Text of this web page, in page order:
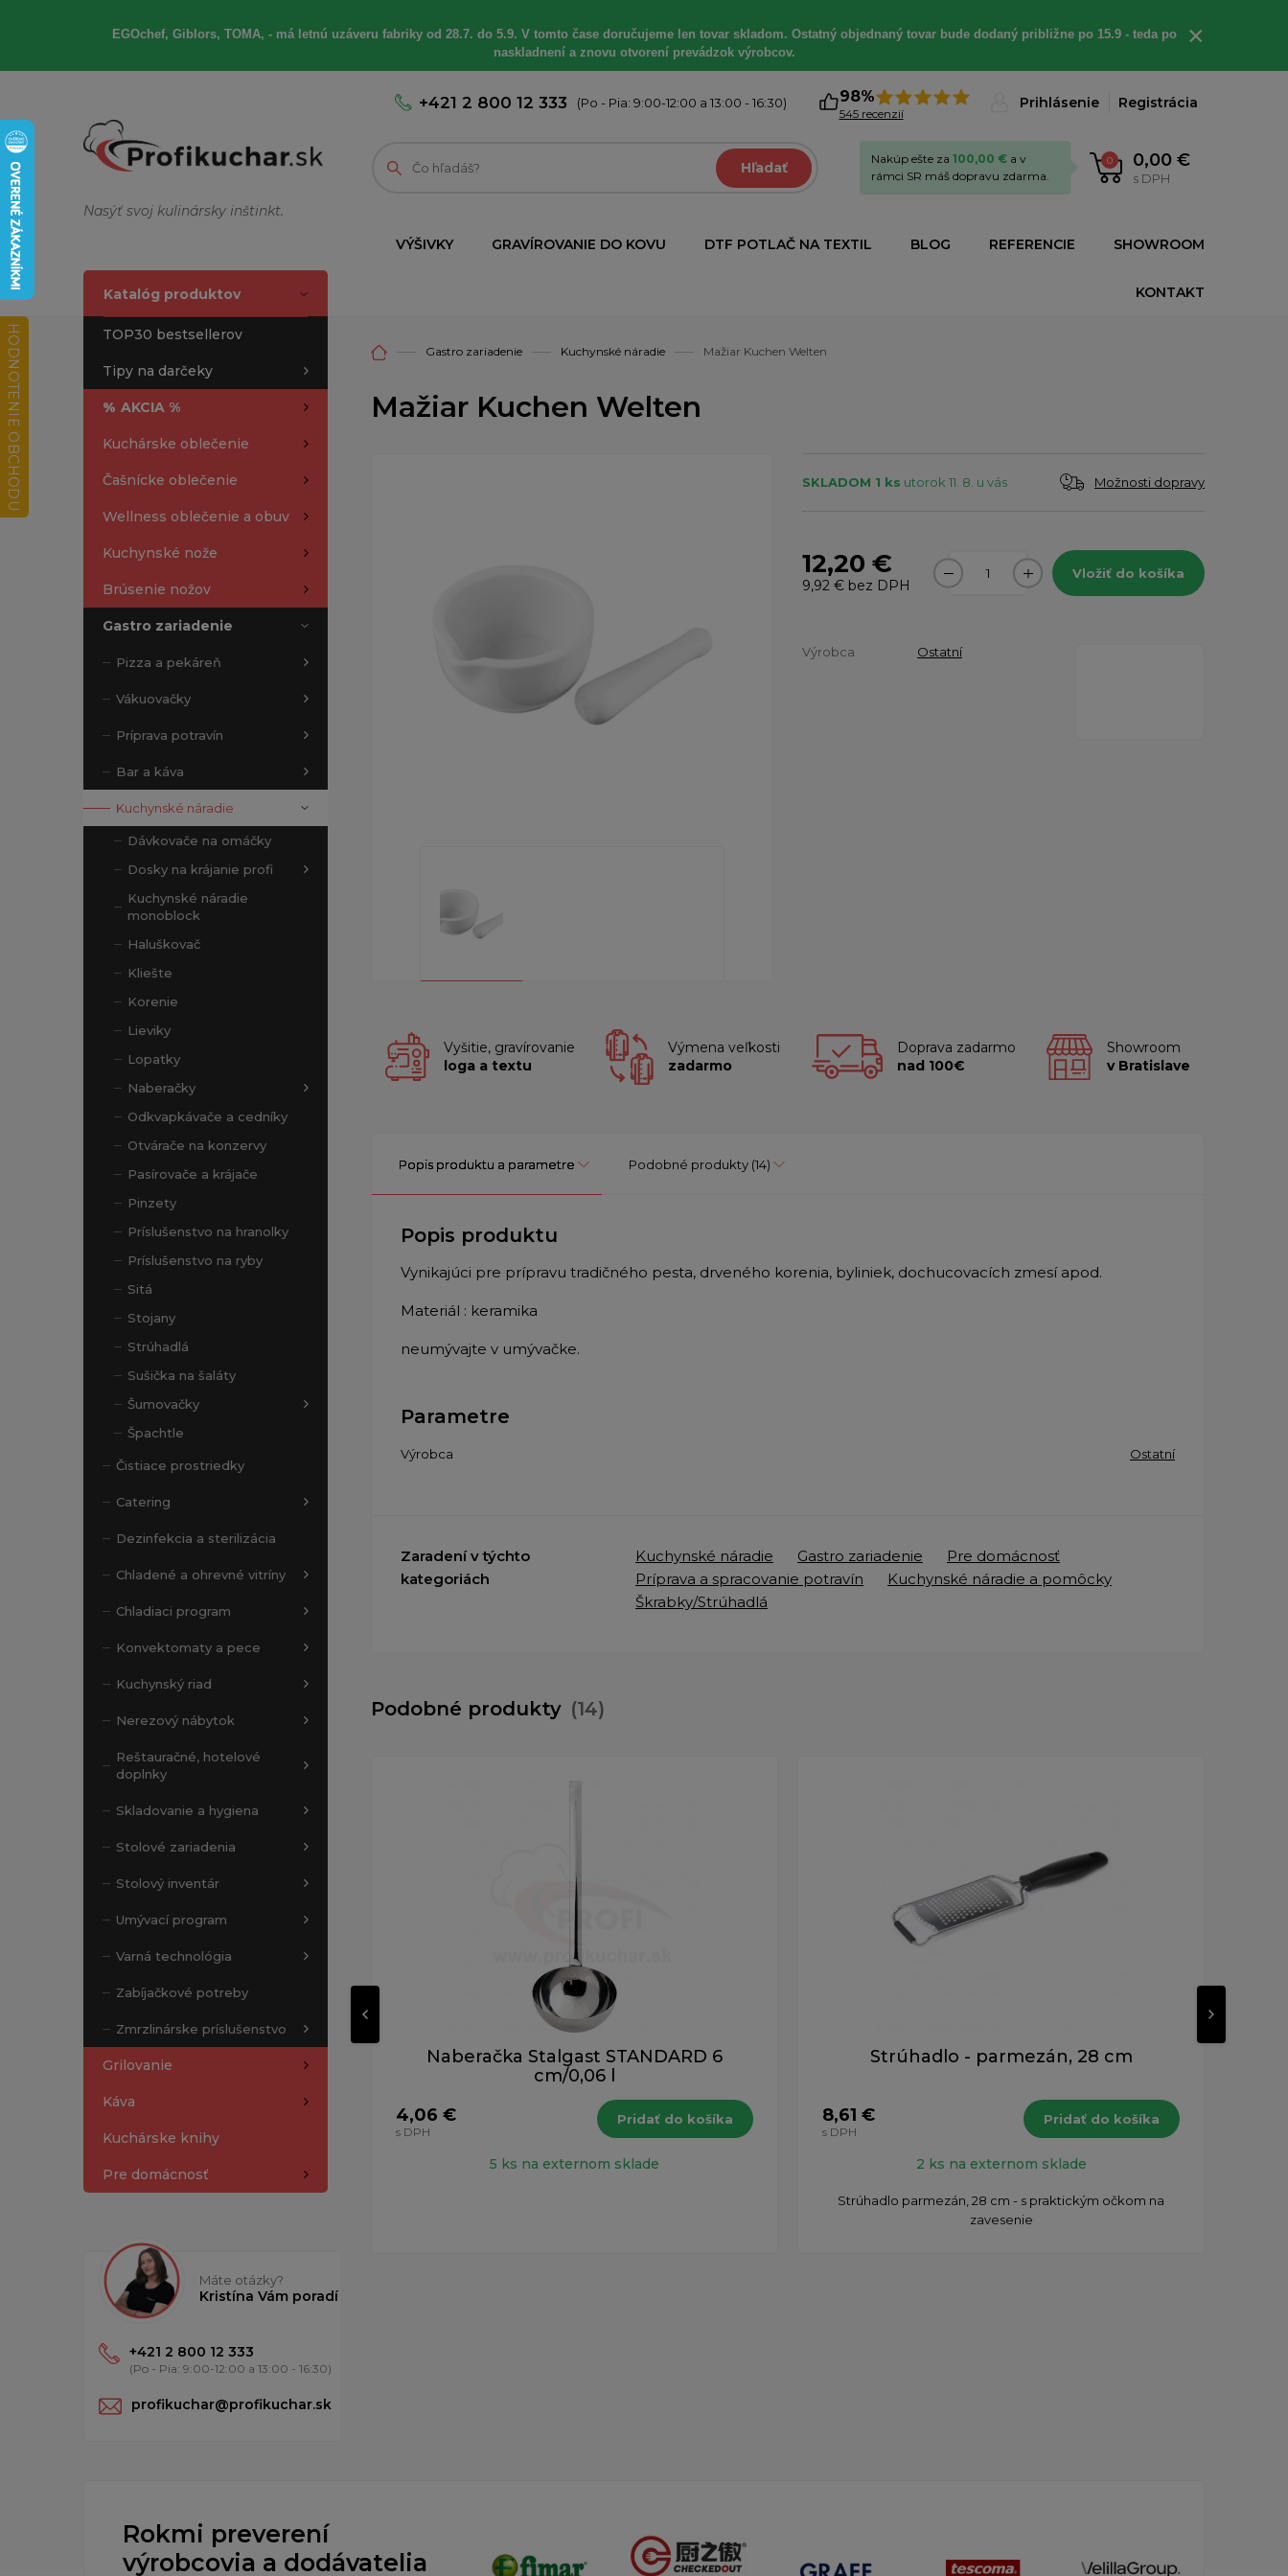
EGOchef, Giblors, TOMA, - má letnú uzáveru fabriky od 28.7. do 5.9. V tomto čase doručujeme len tovar skladom. Ostatný objednaný tovar bude dodaný približne po 15.9 - teda po
naskladnení a znovu otvorení prevádzok výrobcov.
×
Nasýť svoj kulinársky inštinkt.
+421 2 800 12 333 (Po - Pia: 9:00-12:00 a 13:00 - 16:30) 98%
545 recenzií
Prihlásenie Registrácia
Hľadať 0 0,00 €
s DPH
Nakúp ešte za 100,00 € a v
rámci SR máš dopravu zdarma.
VÝŠIVKY GRAVÍROVANIE DO KOVU DTF POTLAČ NA TEXTIL BLOG REFERENCIE SHOWROOM
KONTAKT
Katalóg produktov
TOP30 bestsellerov
Tipy na darčeky
% AKCIA %
Kuchárske oblečenie
Čašnícke oblečenie
Wellness oblečenie a obuv
Kuchynské nože
Brúsenie nožov
Gastro zariadenie
Pizza a pekáreň
Vákuovačky
Príprava potravín
Bar a káva
Kuchynské náradie
Dávkovače na omáčky
Dosky na krájanie profi
Kuchynské náradie
monoblock
Haluškovač
Kliešte
Korenie
Lieviky
Lopatky
Naberačky
Odkvapkávače a cedníky
Otvárače na konzervy
Pasírovače a krájače
Pinzety
Príslušenstvo na hranolky
Príslušenstvo na ryby
Sitá
Stojany
Strúhadlá
Sušička na šaláty
Šumovačky
Špachtle
Čistiace prostriedky
Catering
Dezinfekcia a sterilizácia
Chladené a ohrevné vitríny
Chladiaci program
Konvektomaty a pece
Kuchynský riad
Nerezový nábytok
Reštauračné, hotelové
doplnky
Skladovanie a hygiena
Stolové zariadenia
Stolový inventár
Umývací program
Varná technológia
Zabíjačkové potreby
Zmrzlinárske príslušenstvo
Grilovanie
Káva
Kuchárske knihy
Pre domácnosť
Máte otázky?
Kristína Vám poradí
+421 2 800 12 333
(Po - Pia: 9:00-12:00 a 13:00 - 16:30)
profikuchar@profikuchar.sk
Gastro zariadenie Kuchynské náradie Mažiar Kuchen Welten
Mažiar Kuchen Welten
SKLADOM 1 ks utorok 11. 8. u vás Možnosti dopravy
12,20 €
9,92 € bez DPH
Vložiť do košíka
Výrobca Ostatní
Vyšitie, gravírovanie
loga a textu
Výmena veľkosti
zadarmo
Doprava zadarmo
nad 100€
Showroom
v Bratislave
Popis produktu a parametre Podobné produkty (14)
Popis produktu
Vynikajúci pre prípravu tradičného pesta, drveného korenia, byliniek, dochucovacích zmesí apod.
Materiál : keramika
neumývajte v umývačke.
Parametre
Výrobca Ostatní
Zaradení v týchto
kategoriách
Kuchynské náradie Gastro zariadenie
Pre domácnosť
Príprava a spracovanie potravín
Kuchynské náradie a pomôcky
Škrabky/Strúhadlá
Podobné produkty (14)
Naberačka Stalgast STANDARD 6
cm/0,06 l
4,06 €
s DPH
Pridať do košíka
5 ks na externom sklade
Strúhadlo - parmezán, 28 cm
8,61 €
s DPH
Pridať do košíka
2 ks na externom sklade
Strúhadlo parmezán, 28 cm - s praktickým očkom na
zavesenie
Rokmi preverení
výrobcovia a dodávatelia
HODNOTENIE OBCHODU